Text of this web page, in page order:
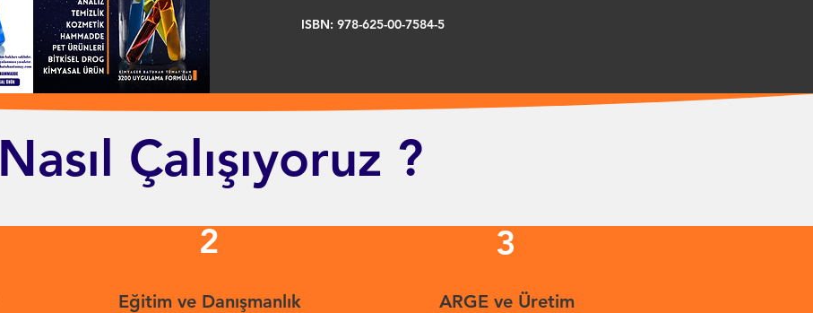
ISBN: 978-625-00-7584-5
Nasıl Çalışıyoruz ?
2
Eğitim ve Danışmanlık
3
ARGE ve Üretim